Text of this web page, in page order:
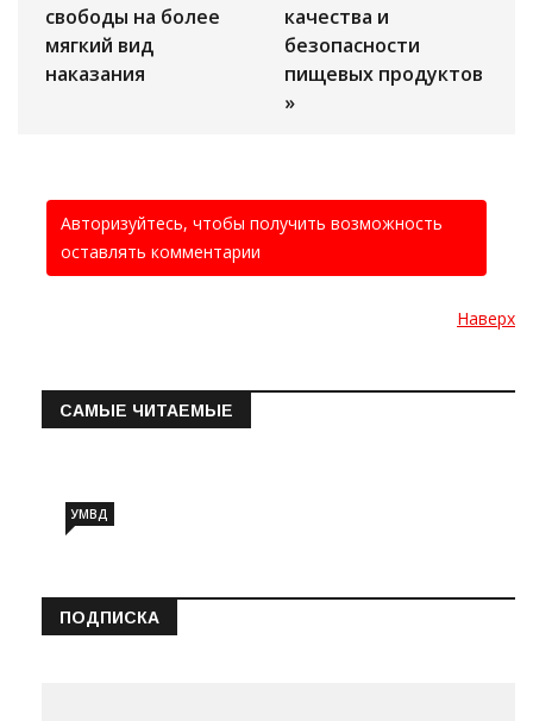
свободы на более
мягкий вид
наказания
качества и
безопасности
пищевых продуктов
»
Авторизуйтесь, чтобы получить возможность
оставлять комментарии
Наверх
САМЫЕ ЧИТАЕМЫЕ
УМВД
ПОДПИСКА